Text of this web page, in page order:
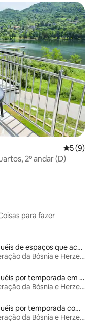
5 de
5 (9)
2º andar (D)
para fazer
Aluguéis de espaços que aceitam animais de estimação
Federação da Bósnia e Herzegovina
Aluguéis por temporada em acampamentos
Federação da Bósnia e Herzegovina
Aluguéis por temporada com cama de altura acessível
Federação da Bósnia e Herzegovina